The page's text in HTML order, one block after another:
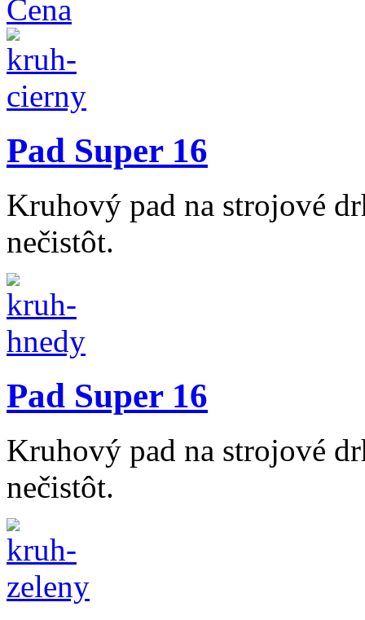
Cena
Pad Super 16
Kruhový pad na strojové
nečistôt.
Pad Super 16
Kruhový pad na strojové
nečistôt.